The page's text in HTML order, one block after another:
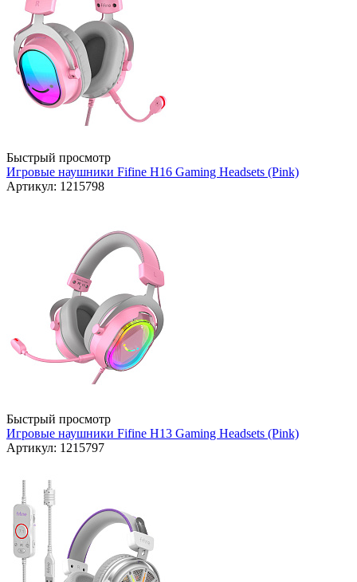
Быстрый просмотр
Игровые наушники Fifine H16 Gaming Headsets (Pink)
Артикул: 1215798
Быстрый просмотр
Игровые наушники Fifine H13 Gaming Headsets (Pink)
Артикул: 1215797